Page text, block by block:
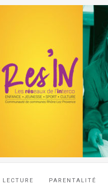
LECTURE PARENTALITÉ